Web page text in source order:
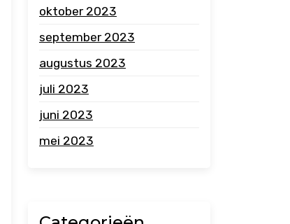
oktober 2023
september 2023
augustus 2023
juli 2023
juni 2023
mei 2023